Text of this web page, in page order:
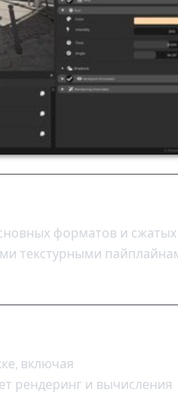
форматов и сжатых
текстурными
включая
рендеринг и вычисления